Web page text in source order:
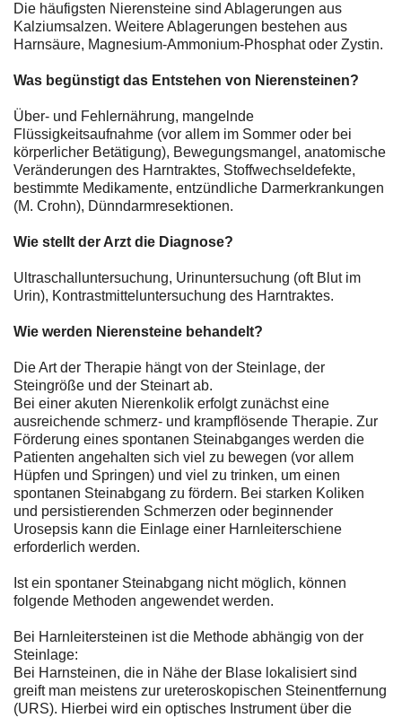
Die häufigsten Nierensteine sind Ablagerungen aus
Kalziumsalzen. Weitere Ablagerungen bestehen aus
Harnsäure, Magnesium-Ammonium-Phosphat oder Zystin.
Was begünstigt das Entstehen von Nierensteinen?
Über- und Fehlernährung, mangelnde
Flüssigkeitsaufnahme (vor allem im Sommer oder bei
körperlicher Betätigung), Bewegungsmangel, anatomische
Veränderungen des Harntraktes, Stoffwechseldefekte,
bestimmte Medikamente, entzündliche Darmerkrankungen
(M. Crohn), Dünndarmresektionen.
Wie stellt der Arzt die Diagnose?
Ultraschalluntersuchung, Urinuntersuchung (oft Blut im
Urin), Kontrastmitteluntersuchung des Harntraktes.
Wie werden Nierensteine behandelt?
Die Art der Therapie hängt von der Steinlage, der
Steingröße und der Steinart ab.
Bei einer akuten Nierenkolik erfolgt zunächst eine
ausreichende schmerz- und krampflösende Therapie. Zur
Förderung eines spontanen Steinabganges werden die
Patienten angehalten sich viel zu bewegen (vor allem
Hüpfen und Springen) und viel zu trinken, um einen
spontanen Steinabgang zu fördern. Bei starken Koliken
und persistierenden Schmerzen oder beginnender
Urosepsis kann die Einlage einer Harnleiterschiene
erforderlich werden.
Ist ein spontaner Steinabgang nicht möglich, können
folgende Methoden angewendet werden.
Bei Harnleitersteinen ist die Methode abhängig von der
Steinlage:
Bei Harnsteinen, die in Nähe der Blase lokalisiert sind
greift man meistens zur ureteroskopischen Steinentfernung
(URS). Hierbei wird ein optisches Instrument über die